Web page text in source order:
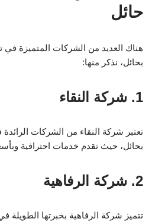
حائل
هناك العديد من الشركات المتميزة
بحائل، نذكر منها:
1. شركة النقاء
تعتبر شركة النقاء من الشركات
بحائل، حيث تقدم خدمات احترافية
2. شركة الرفاهية
تتميز شركة الرفاهية بخبرتها الطويلة